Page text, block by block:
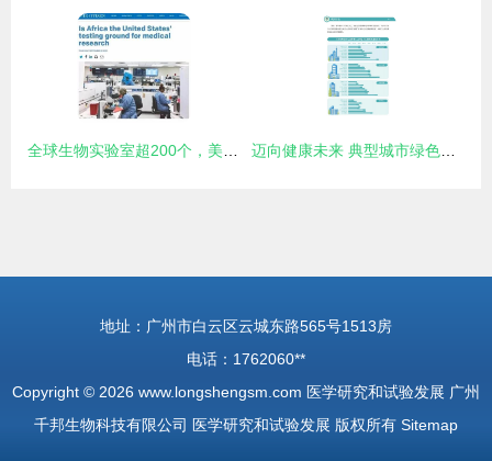
全球生物实验室超200个，美国究竟意欲何为？ 迈向健康未来 典型城市绿色出行发展研究报告（2023年）及其对医学研究与试验发展的启示
地址：广州市白云区云城东路565号1513房
电话：1762060**
Copyright © 2026 www.longshengsm.com 医学研究和试验发展 广州
千邦生物科技有限公司 医学研究和试验发展 版权所有 Sitemap